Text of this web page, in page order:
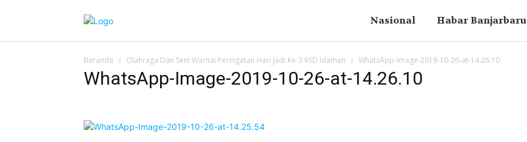
Nasional Habar Banjarbaru
Beranda Olahraga Dan Seni Warnai Peringatan Hari Jadi Ke-3 RSD Idaman WhatsApp-Image-2019-10-26-at-14.26.10
WhatsApp-Image-2019-10-26-at-14.26.10